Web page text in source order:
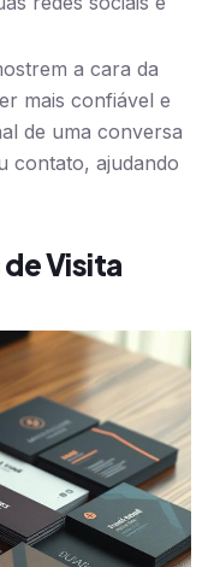
a cara da
mais confiável e
de uma conversa
contato, ajudando
Visita